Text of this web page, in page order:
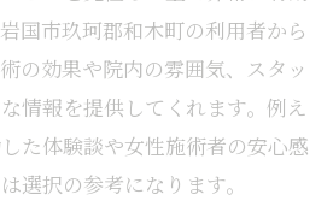
国市玖珂郡和木町の利用者から
の効果や院内の雰囲気、スタッ
情報を提供してくれます。例え
た体験談や女性施術者の安心感
選択の参考になります。